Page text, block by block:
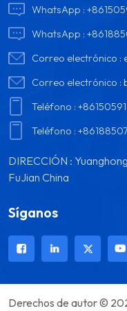
WhatsApp :
WhatsApp :
Correo electrónico :
Correo electrónico :
Teléfono :
Teléfono :
DIRECCIÓN :
FuJian China
Síganos
Derechos de autor ©